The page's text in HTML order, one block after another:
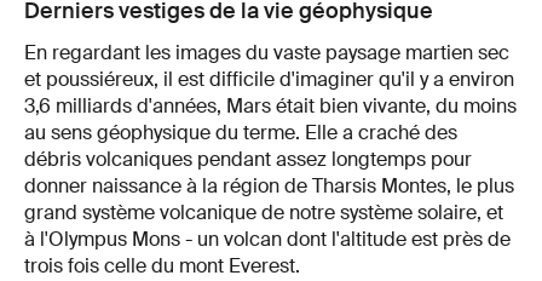
Derniers vestiges de la vie géophysique
En regardant les images du vaste paysage martien sec
et poussiéreux, il est difficile d'imaginer qu'il y a environ
3,6 milliards d'années, Mars était bien vivante, du moins
au sens géophysique du terme. Elle a craché des
débris volcaniques pendant assez longtemps pour
donner naissance à la région de Tharsis Montes, le plus
grand système volcanique de notre système solaire, et
à l'Olympus Mons - un volcan dont l'altitude est près de
trois fois celle du mont Everest.